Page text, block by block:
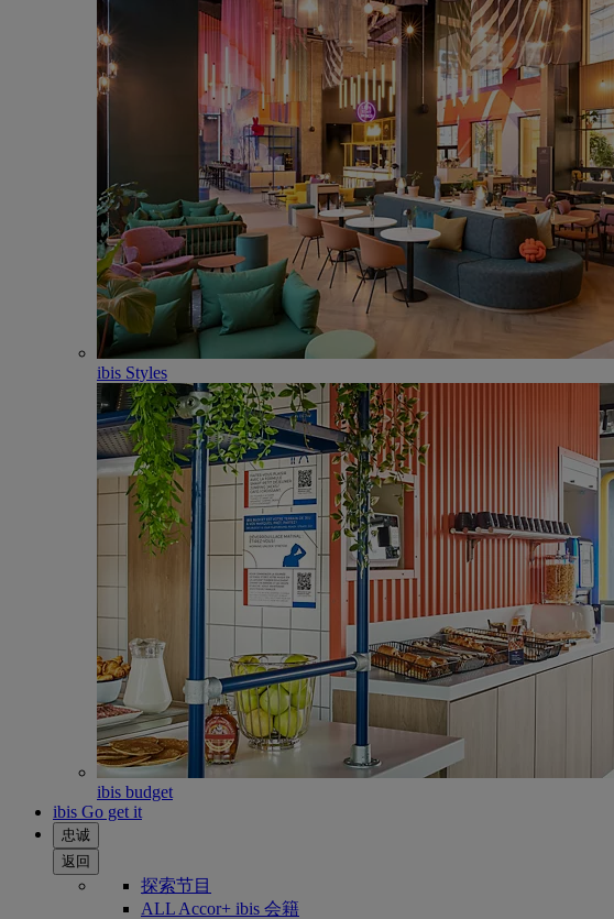
ibis Styles
ibis budget
ibis Go get it
忠诚
返回
探索节目
ALL Accor+ ibis 会籍